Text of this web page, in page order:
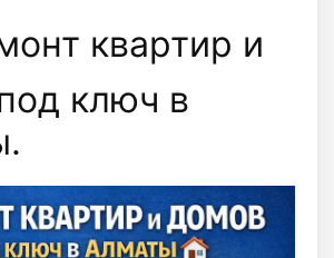
квартир и
ключ в